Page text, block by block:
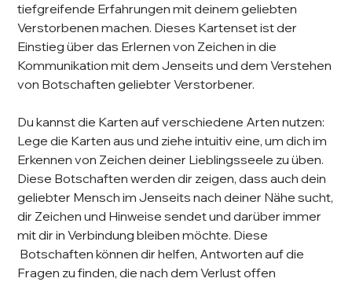
tiefgreifende Erfahrungen mit deinem geliebten
Verstorbenen machen. Dieses Kartenset ist der
Einstieg über das Erlernen von Zeichen in die
Kommunikation mit dem Jenseits und dem Verstehen
von Botschaften geliebter Verstorbener.
Du kannst die Karten auf verschiedene Arten nutzen:
Lege die Karten aus und ziehe intuitiv eine, um dich im
Erkennen von Zeichen deiner Lieblingsseele zu üben.
Diese Botschaften werden dir zeigen, dass auch dein
geliebter Mensch im Jenseits nach deiner Nähe sucht,
dir Zeichen und Hinweise sendet und darüber immer
mit dir in Verbindung bleiben möchte. Diese
Botschaften können dir helfen, Antworten auf die
Fragen zu finden, die nach dem Verlust offen